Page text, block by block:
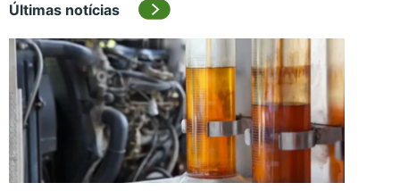
Últimas notícias